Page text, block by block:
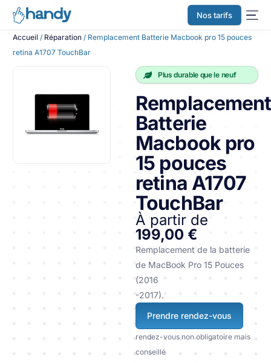
Nos tarifs
Accueil / Réparation / Remplacement Batterie Macbook pro 15 pouces
retina A1707 TouchBar
Plus durable que le neuf
Remplacement
Batterie
Macbook pro
15 pouces
retina A1707
TouchBar
À partir de
199,00 €
Remplacement de la batterie
de MacBook Pro 15 Pouces
(2016
-2017).
Prendre rendez-vous
rendez-vous non obligatoire mais
conseillé